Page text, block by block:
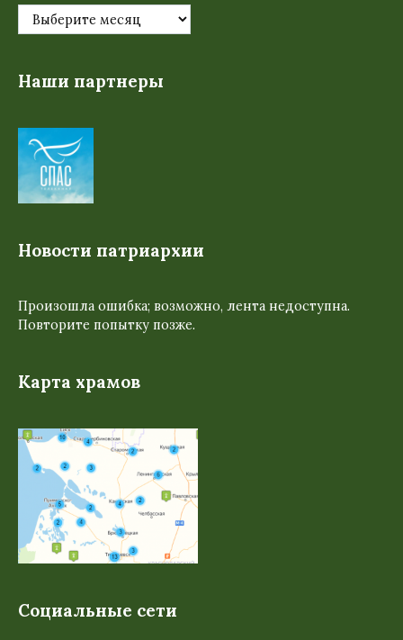
Наши партнеры
Новости патриархии
Произошла ошибка; возможно, лента недоступна.
Повторите попытку позже.
Карта храмов
Социальные сети